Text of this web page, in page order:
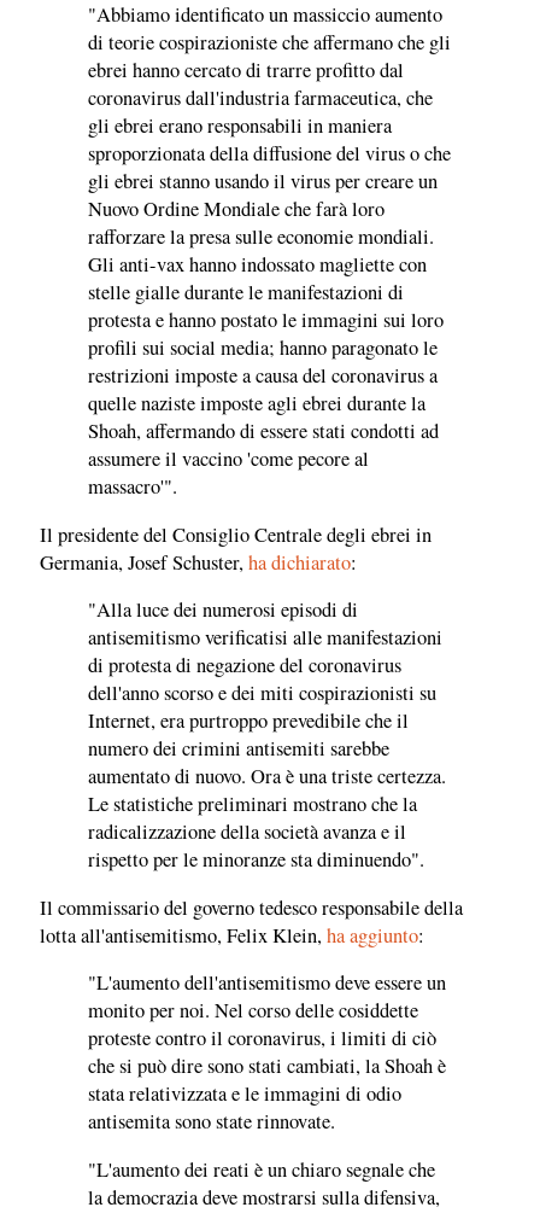
"Abbiamo identificato un massiccio aumento
di teorie cospirazioniste che affermano che gli
ebrei hanno cercato di trarre profitto dal
coronavirus dall'industria farmaceutica, che
gli ebrei erano responsabili in maniera
sproporzionata della diffusione del virus o che
gli ebrei stanno usando il virus per creare un
Nuovo Ordine Mondiale che farà loro
rafforzare la presa sulle economie mondiali.
Gli anti-vax hanno indossato magliette con
stelle gialle durante le manifestazioni di
protesta e hanno postato le immagini sui loro
profili sui social media; hanno paragonato le
restrizioni imposte a causa del coronavirus a
quelle naziste imposte agli ebrei durante la
Shoah, affermando di essere stati condotti ad
assumere il vaccino 'come pecore al
massacro'".
Il presidente del Consiglio Centrale degli ebrei in
Germania, Josef Schuster,ha dichiarato:
"Alla luce dei numerosi episodi di
antisemitismo verificatisi alle manifestazioni
di protesta di negazione del coronavirus
dell'anno scorso e dei miti cospirazionisti su
Internet, era purtroppo prevedibile che il
numero dei crimini antisemiti sarebbe
aumentato di nuovo. Ora è una triste certezza.
Le statistiche preliminari mostrano che la
radicalizzazione della società avanza e il
rispetto per le minoranze sta diminuendo".
Il commissario del governo tedesco responsabile della
lotta all'antisemitismo, Felix Klein,ha aggiunto:
"L'aumento dell'antisemitismo deve essere un
monito per noi. Nel corso delle cosiddette
proteste contro il coronavirus, i limiti di ciò
che si può dire sono stati cambiati, la Shoah è
stata relativizzata e le immagini di odio
antisemita sono state rinnovate.
"L'aumento dei reati è un chiaro segnale che
la democrazia deve mostrarsi sulla difensiva,